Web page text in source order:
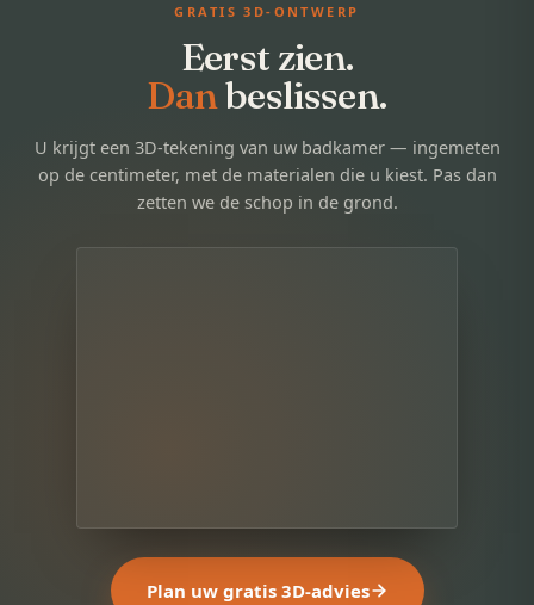
GRATIS 3D-ONTWERP
Eerst zien.
Danbeslissen.
U krijgt een 3D-tekening van uw badkamer — ingemeten
op de centimeter, met de materialen die u kiest. Pas dan
zetten we de schop in de grond.
Plan uw gratis 3D-advies